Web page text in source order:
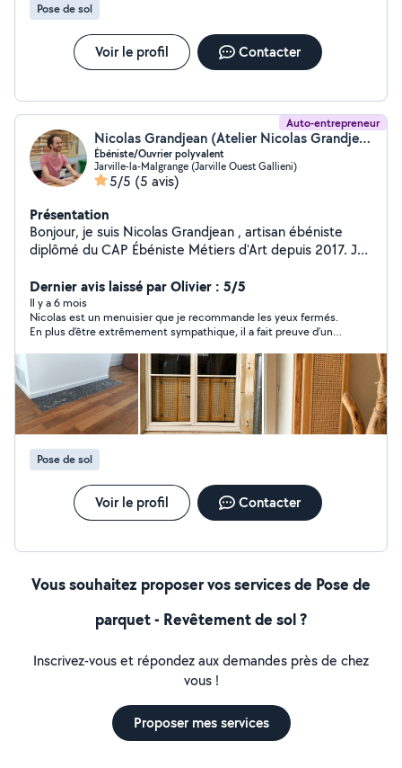
Pose de sol
Voir le profil Contacter
Auto-entrepreneur
Nicolas Grandjean (Atelier Nicolas Grandjean)
Ébéniste/Ouvrier polyvalent
Jarville-la-Malgrange (Jarville Ouest Gallieni)
5/5 (5 avis)
Présentation
Bonjour, je suis Nicolas Grandjean , artisan ébéniste
diplômé du CAP Ébéniste Métiers d'Art depuis 2017. Je
menuiserie/ébénisterie, qu'il s'agisse de créations
uniques, de rénovations ou de réparations. Je vous
accompagne pour donner vie à vos idées avec un travail
précis et soigné.
Dernier avis laissé par Olivier : 5/5
Il y a 6 mois
Nicolas est un menuisier que je recommande les yeux fermés.
En plus d’être extrêmement sympathique, il a fait preuve d’un
méticuleux et réfléchi, il a su relever un défi de taille avec brio.
La réalisation finale dépasse largement nos attentes. Un vrai
PRO, merci encore !
Pose de sol
Voir le profil Contacter
Vous souhaitez proposer vos services de Pose de
parquet - Revêtement de sol ?
Inscrivez-vous et répondez aux demandes près de chez
vous !
Proposer mes services